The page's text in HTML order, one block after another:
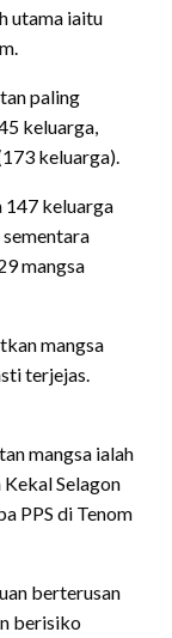
utama iaitu
paling
keluarga,
keluarga).
147 keluarga
mangsa
mangsa
terjejas.
mangsa ialah
Selagon
PPS di Tenom
berterusan
berisiko